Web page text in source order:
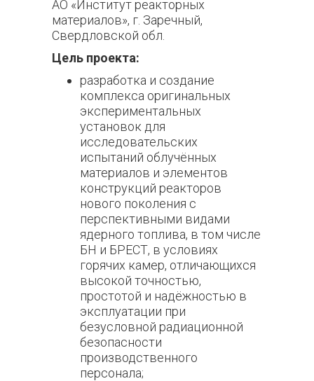
АО «Институт реакторных
материалов», г. Заречный,
Свердловской обл.
Цель проекта:
разработка и создание
комплекса оригинальных
экспериментальных
установок для
исследовательских
испытаний облучённых
материалов и элементов
конструкций реакторов
нового поколения с
перспективными видами
ядерного топлива, в том числе
БН и БРЕСТ, в условиях
горячих камер, отличающихся
высокой точностью,
простотой и надёжностью в
эксплуатации при
безусловной радиационной
безопасности
производственного
персонала;